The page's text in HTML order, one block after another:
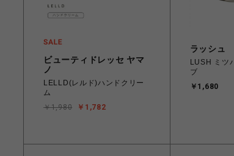
ビューティドレッセ ヤマ
ノ
LELLD(レルド)ハンドクリー
ム
￥1,782
￥1,980
ラッシュ
LUSH ミツ
ブ
￥1,680